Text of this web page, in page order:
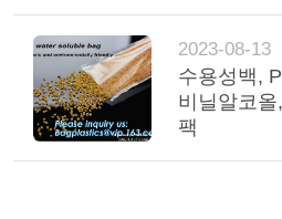
2023-08-13
수용성백,
비닐알코
팩